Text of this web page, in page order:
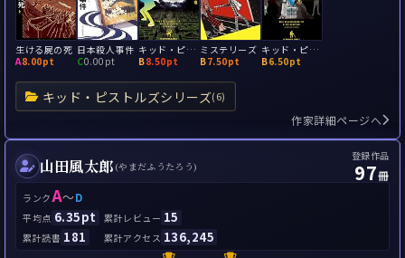
キッド・ピストルズシリーズ(6)
生ける屍の死
A8.00pt
日本殺人事件
C0.00pt
キッド・ピストルズの妄想
B8.50pt
ミステリーズ
B7.50pt
キッド・ピストルズの冒瀆 パンク=マザーグースの事件簿
B6.50pt
作家詳細ページへ
山田風太郎 (やまだふうたろう)
登録作品
97冊
ランクA～D
平均点 6.35pt 累計レビュー 15
累計読書 181 累計アクセス 136,245